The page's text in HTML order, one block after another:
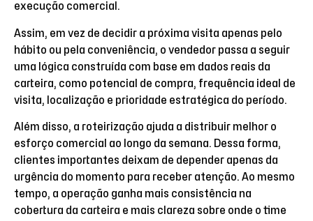
execução comercial.
Assim, em vez de decidir a próxima visita apenas pelo
hábito ou pela conveniência, o vendedor passa a seguir
uma lógica construída com base em dados reais da
carteira, como potencial de compra, frequência ideal de
visita, localização e prioridade estratégica do período.
Além disso, a roteirização ajuda a distribuir melhor o
esforço comercial ao longo da semana. Dessa forma,
clientes importantes deixam de depender apenas da
urgência do momento para receber atenção. Ao mesmo
tempo, a operação ganha mais consistência na
cobertura da carteira e mais clareza sobre onde o time